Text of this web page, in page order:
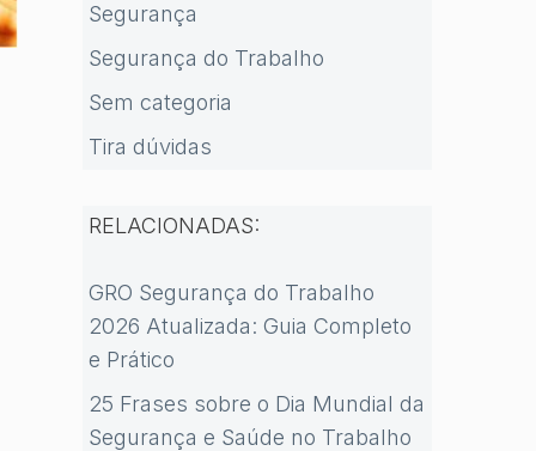
Segurança
Segurança do Trabalho
Sem categoria
Tira dúvidas
RELACIONADAS:
GRO Segurança do Trabalho
2026 Atualizada: Guia Completo
e Prático
25 Frases sobre o Dia Mundial da
Segurança e Saúde no Trabalho